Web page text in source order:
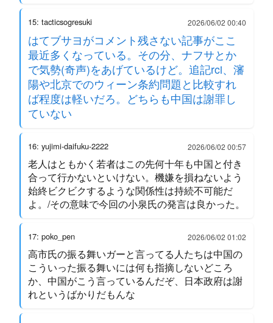
15: tacticsogresuki 2026/06/02 00:40
はてブサヨがコメント残さない記事がここ
最近多くなっている。その分、ナフサとか
で気勢(奇声)をあげているけど。追記rci、瀋
陽や北京でのウィーン条約問題と比較すれ
ば程度は軽いだろ。どちらも中国は謝罪し
ていない
16: yujimi-daifuku-2222 2026/06/02 00:57
老人はともかく若者はこの先何十年も中国と付き
合って行かないといけない。機嫌を損ねないよう
始終ビクビクするような関係性は持続不可能だ
よ。/その意味で今回の小泉氏の発言は良かった。
17: poko_pen 2026/06/02 01:02
高市氏の振る舞いガーと言ってる人たちは中国の
こういった振る舞いには何も指摘しないどころ
か、中国がこう言っているんだぞ、日本政府は謝
れというばかりだもんな